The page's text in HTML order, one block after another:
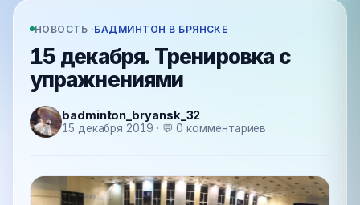
НОВОСТЬ ·БАДМИНТОН В БРЯНСКЕ
15 декабря. Тренировка с
упражнениями
badminton_bryansk_32
15 декабря 2019 · 💬 0 комментариев